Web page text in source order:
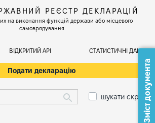
РЕЄСТР ДЕКЛАРАЦІЙ
на виконання функцій держави або місцевого
самоврядування
ВІДКРИТИЙ АРІ СТАТИСТИЧНІ ДАНІ
Подати декларацію
шукати скрізьЗміст документа